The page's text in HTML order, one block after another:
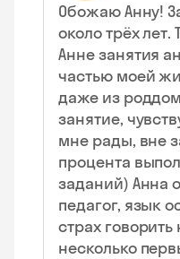
Обожаю Анну!
около трёх лет.
Анне занятия
частью моей
даже из
занятие,
мне рады, вне
процента
заданий) Анна
педагог, язык
страх
несколько